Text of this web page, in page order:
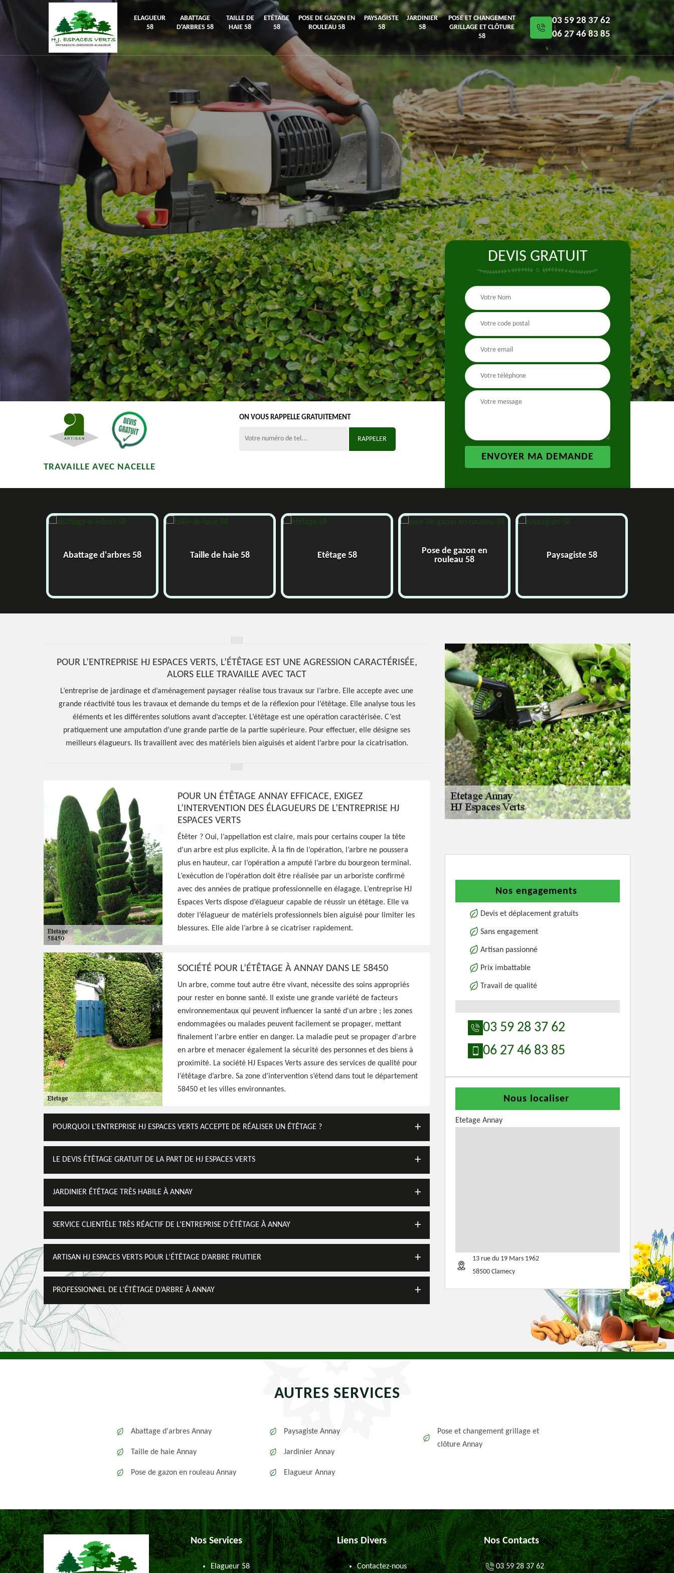
ELAGUEUR
58
ABATTAGE
D'ARBRES 58
TAILLE DE
HAIE 58
ETÊTAGE
58
POSE DE GAZON EN
ROULEAU 58
PAYSAGISTE
58
JARDINIER
58
POSE ET CHANGEMENT
GRILLAGE ET CLÔTURE
58
03 59 28 37 62
06 27 46 83 85
Hoerter Joseph Elagage 58
Spécialiste en étêtage
Annay 58450
Paysagiste aguerri à Annay 58450, HJ Espaces Verts est tout à fait
qualifié pour s'occuper de l'étêtage de vos arbres, travaux effectués
avec minutie, résultat irréprochable
Voir Nos Realisations
TRAVAILLE AVEC NACELLE
ON VOUS RAPPELLE GRATUITEMENT
DEVIS GRATUIT
Abattage d'arbres 58 Taille de haie 58 Etêtage 58
Pose de gazon en
rouleau 58
Paysagiste 58
POUR L’ENTREPRISE HJ ESPACES VERTS, L’ÉTÊTAGE EST UNE AGRESSION CARACTÉRISÉE,
ALORS ELLE TRAVAILLE AVEC TACT
L’entreprise de jardinage et d’aménagement paysager réalise tous travaux sur l’arbre. Elle accepte avec une
grande réactivité tous les travaux et demande du temps et de la réflexion pour l’étêtage. Elle analyse tous les
éléments et les différentes solutions avant d’accepter. L’étêtage est une opération caractérisée. C’est
pratiquement une amputation d’une grande partie de la partie supérieure. Pour effectuer, elle désigne ses
meilleurs élagueurs. Ils travaillent avec des matériels bien aiguisés et aident l’arbre pour la cicatrisation.
POUR UN ÉTÊTAGE ANNAY EFFICACE, EXIGEZ
L’INTERVENTION DES ÉLAGUEURS DE L’ENTREPRISE HJ
ESPACES VERTS
Étêter ? Oui, l’appellation est claire, mais pour certains couper la tête
d’un arbre est plus explicite. À la fin de l’opération, l’arbre ne poussera
plus en hauteur, car l’opération a amputé l’arbre du bourgeon terminal.
L’exécution de l’opération doit être réalisée par un arboriste confirmé
avec des années de pratique professionnelle en élagage. L’entreprise HJ
Espaces Verts dispose d’élagueur capable de réussir un étêtage. Elle va
doter l’élagueur de matériels professionnels bien aiguisé pour limiter les
blessures. Elle aide l’arbre à se cicatriser rapidement.
SOCIÉTÉ POUR L’ÉTÊTAGE À ANNAY DANS LE 58450
Un arbre, comme tout autre être vivant, nécessite des soins appropriés
pour rester en bonne santé. Il existe une grande variété de facteurs
environnementaux qui peuvent influencer la santé d'un arbre ; les zones
endommagées ou malades peuvent facilement se propager, mettant
finalement l'arbre entier en danger. La maladie peut se propager d'arbre
en arbre et menacer également la sécurité des personnes et des biens à
proximité. La société HJ Espaces Verts assure des services de qualité pour
l’étêtage d’arbre. Sa zone d’intervention s’étend dans tout le département
58450 et les villes environnantes.
POURQUOI L’ENTREPRISE HJ ESPACES VERTS ACCEPTE DE RÉALISER UN ÉTÊTAGE ?
LE DEVIS ÉTÊTAGE GRATUIT DE LA PART DE HJ ESPACES VERTS
JARDINIER ÉTÊTAGE TRÈS HABILE À ANNAY
SERVICE CLIENTÈLE TRÈS RÉACTIF DE L’ENTREPRISE D’ÉTÊTAGE À ANNAY
ARTISAN HJ ESPACES VERTS POUR L’ÉTÊTAGE D’ARBRE FRUITIER
PROFESSIONNEL DE L’ÉTÊTAGE D’ARBRE À ANNAY
Nos engagements
Devis et déplacement gratuits
Sans engagement
Artisan passionné
Prix imbattable
Travail de qualité
03 59 28 37 62
06 27 46 83 85
Nous localiser
Etetage Annay
13 rue du 19 Mars 1962
58500 Clamecy
AUTRES SERVICES
Abattage d'arbres Annay
Taille de haie Annay
Pose de gazon en rouleau Annay
Paysagiste Annay
Jardinier Annay
Elagueur Annay
Pose et changement grillage et
clôture Annay
Nos Services
Elagueur 58
Liens Divers
Contactez-nous
Nos Contacts
03 59 28 37 62